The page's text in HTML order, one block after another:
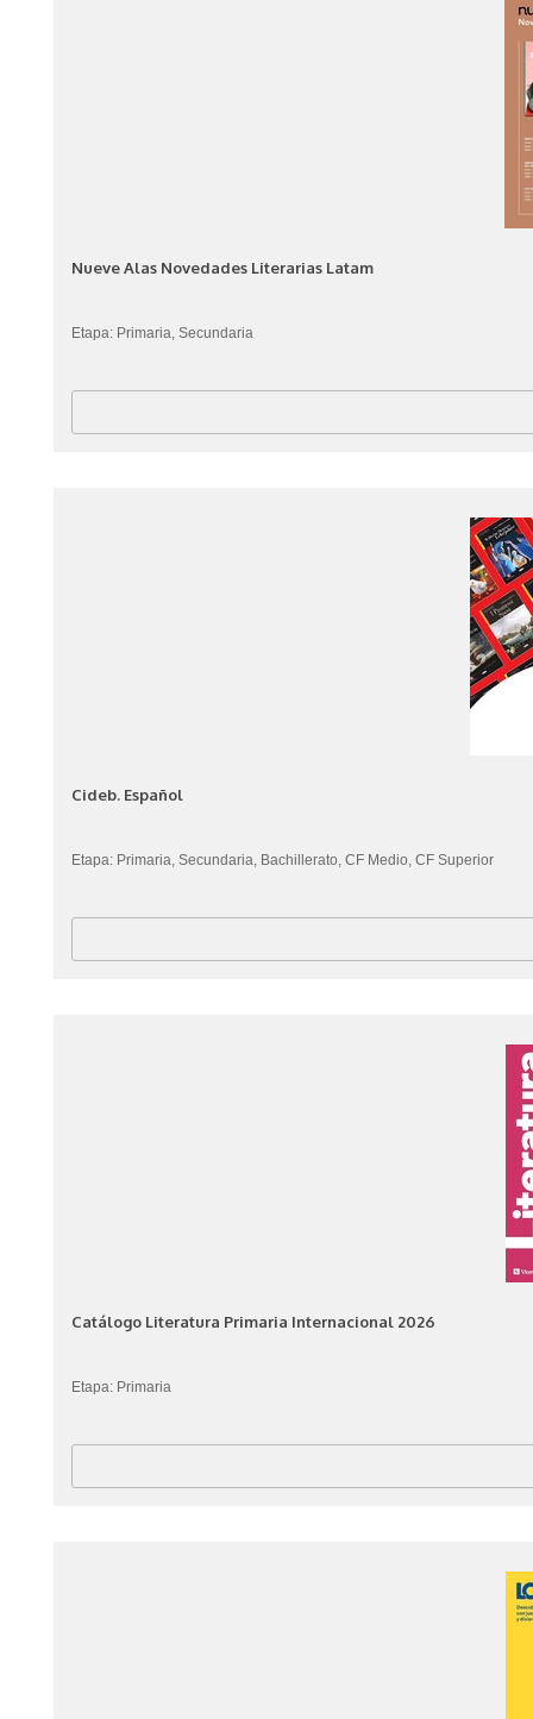
Nueve Alas Novedades Literarias Latam
Etapa: Primaria, Secundaria
Cideb. Español
Etapa: Primaria, Secundaria, Bachillerato, CF Medio, CF Superior
Catálogo Literatura Primaria Internacional 2026
Etapa: Primaria